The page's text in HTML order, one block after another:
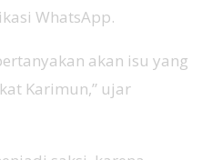
WhatsApp.
akan isu yang
Karimun,” ujar